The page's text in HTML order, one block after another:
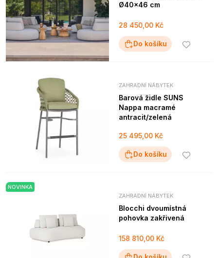
Ø40x46 cm
28 450,00 Kč
Do košíku
ZAHRADNÍ NÁBYTEK
Barová židle SUNS
Nappa macramé
antracit/zelená
25 495,00 Kč
Do košíku
NOVINKA
ZAHRADNÍ NÁBYTEK
Blocchi dvoumístná
pohovka zakřivená
158 810,00 Kč